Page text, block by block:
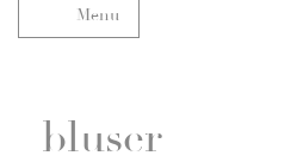
Skifte navigation
Menu
bluser